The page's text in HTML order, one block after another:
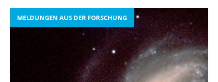
MELDUNGEN AUS DER FORSCHUNG